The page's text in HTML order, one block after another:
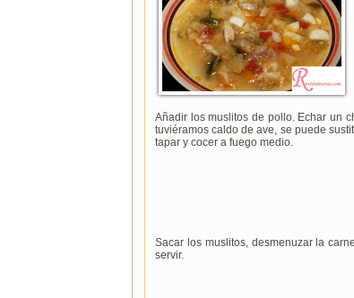
Añadir los muslitos de pollo. Echar un
tuviéramos caldo de ave, se puede
tapar y cocer a fuego medio.
Sacar los muslitos, desmenuzar la
servir.